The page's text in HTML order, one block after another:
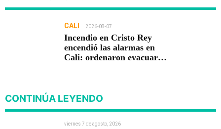
CALI 2026-08-07
Incendio en Cristo Rey
encendió las alarmas en
Cali: ordenaron evacuar
CONTINÚA LEYENDO
viernes 7 de agosto, 2026